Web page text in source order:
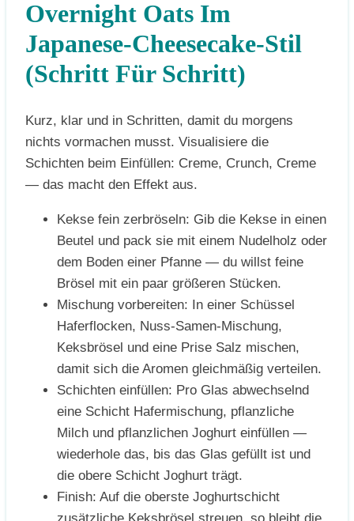
Overnight Oats Im
Japanese-Cheesecake-Stil
(Schritt Für Schritt)
Kurz, klar und in Schritten, damit du morgens
nichts vormachen musst. Visualisiere die
Schichten beim Einfüllen: Creme, Crunch, Creme
— das macht den Effekt aus.
Kekse fein zerbröseln: Gib die Kekse in einen
Beutel und pack sie mit einem Nudelholz oder
dem Boden einer Pfanne — du willst feine
Brösel mit ein paar größeren Stücken.
Mischung vorbereiten: In einer Schüssel
Haferflocken, Nuss-Samen-Mischung,
Keksbrösel und eine Prise Salz mischen,
damit sich die Aromen gleichmäßig verteilen.
Schichten einfüllen: Pro Glas abwechselnd
eine Schicht Hafermischung, pflanzliche
Milch und pflanzlichen Joghurt einfüllen —
wiederhole das, bis das Glas gefüllt ist und
die obere Schicht Joghurt trägt.
Finish: Auf die oberste Joghurtschicht
zusätzliche Keksbrösel streuen, so bleibt die